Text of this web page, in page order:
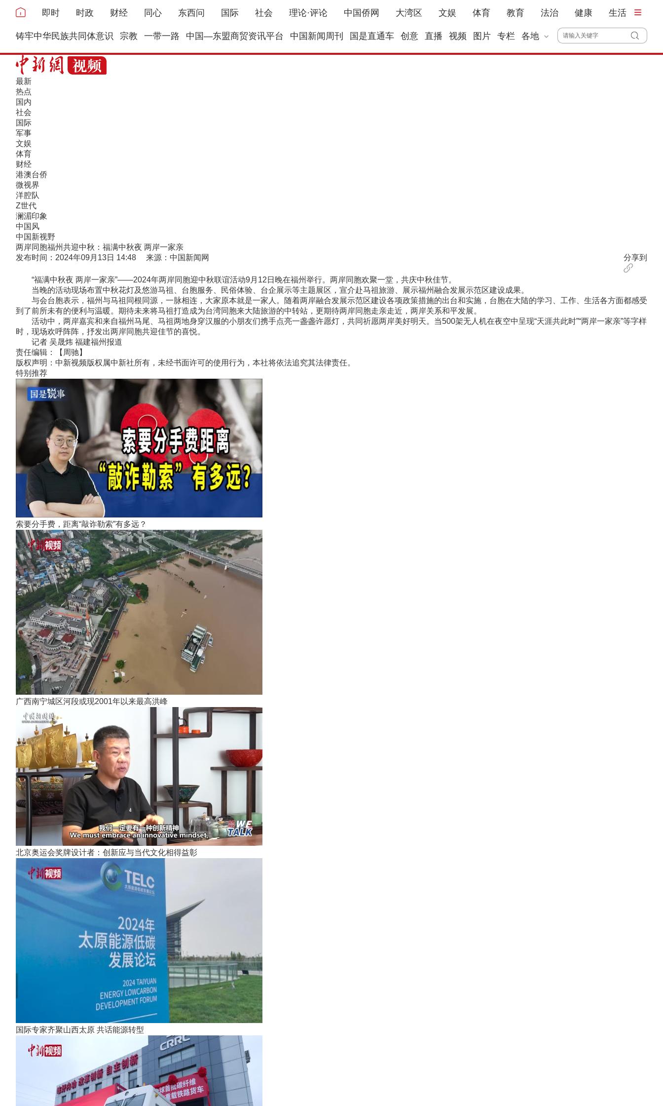
即时 时政 财经 同心 东西问 国际 社会 理论·评论 中国侨网 大湾区 文娱 体育 教育 法治 健康 生活
铸牢中华民族共同体意识 宗教 一带一路 中国—东盟商贸资讯平台 中国新闻周刊 国是直通车 创意 直播 视频 图片 专栏 各地
最新
热点
国内
社会
国际
军事
文娱
体育
财经
港澳台侨
微视界
洋腔队
Z世代
澜湄印象
中国风
中国新视野
两岸同胞福州共迎中秋：福满中秋夜 两岸一家亲
发布时间：2024年09月13日 14:48 来源：中国新闻网
分享到
“福满中秋夜 两岸一家亲”——2024年两岸同胞迎中秋联谊活动9月12日晚在福州举行。两岸同胞欢聚一堂，共庆中秋佳节。
当晚的活动现场布置中秋花灯及悠游马祖、台胞服务、民俗体验、台企展示等主题展区，宣介赴马祖旅游、展示福州融合发展示范区建设成果。
与会台胞表示，福州与马祖同根同源，一脉相连，大家原本就是一家人。随着两岸融合发展示范区建设各项政策措施的出台和实施，台胞在大陆的学习、工作、生活各方面都感受
到了前所未有的便利与温暖。期待未来将马祖打造成为台湾同胞来大陆旅游的中转站，更期待两岸同胞走亲走近，两岸关系和平发展。
活动中，两岸嘉宾和来自福州马尾、马祖两地身穿汉服的小朋友们携手点亮一盏盏许愿灯，共同祈愿两岸美好明天。当500架无人机在夜空中呈现“天涯共此时”“两岸一家亲”等字样
时，现场欢呼阵阵，抒发出两岸同胞共迎佳节的喜悦。
记者 吴晟炜 福建福州报道
责任编辑：【周驰】
版权声明：中新视频版权属中新社所有，未经书面许可的使用行为，本社将依法追究其法律责任。
特别推荐
索要分手费，距离“敲诈勒索”有多远？
广西南宁城区河段或现2001年以来最高洪峰
北京奥运会奖牌设计者：创新应与当代文化相得益彰
国际专家齐聚山西太原 共话能源转型